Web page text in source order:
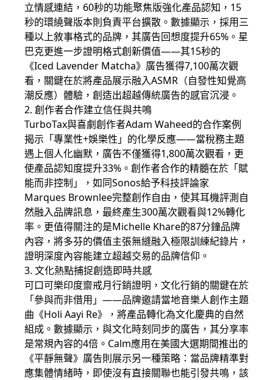
立情感連結，60秒的功能聚焦版強化產品認知，15
秒的環繞聲版本則負責平台擴散。數據顯示，採用三
種以上敘事格式的品牌，其廣告回想度提升65%。星
巴克更進一步證明格式創新價值——其15秒的
《Iced Lavender Matcha》廣告獲得7,100萬次觀
看，關鍵在於將產品展示融入ASMR（自發性知覺高
潮反應）體驗，創造出超越傳統廣告的感官沉浸。
2. 創作者合作建立信任與共鳴
TurboTax與喜劇創作者Adam Waheed的合作案例
揭示「專業性+娛樂性」的化學反應——當稅務主題
遇上個人化幽默，廣告不僅獲得1,800萬次觀看，更
使產品認知度提升33%。創作者合作的精髓在於「賦
能而非控制」，如同Sonos給予科技評論家
Marques Brownlee完整創作自由，使其耳機評測自
然融入品牌訊息，最終產生300萬次觀看與12%轉化
率。更值得關注的是Michelle Khare的87分鐘品牌
內容，將多芬的價值主張無縫融入極限訓練紀錄片，
證明深度內容能建立超越交易的品牌信仰。
3. 文化熱點捕捉創造即時共感
可口可樂印度齋戒月行銷證明，文化行銷的關鍵在於
「參與而非借用」——品牌邀請當地音樂人創作主題
曲《Holi Aayi Re》，將產品轉化為文化慶典的自然
組成。數據顯示，與文化時刻同步的廣告，其分享率
是常規內容的4倍。Calm應用在美國大選期間推出的
《平靜無聲》廣告則展示另一種策略：當品牌精準對
應集體情緒時，即使沒有直接關聯也能引發共鳴，該